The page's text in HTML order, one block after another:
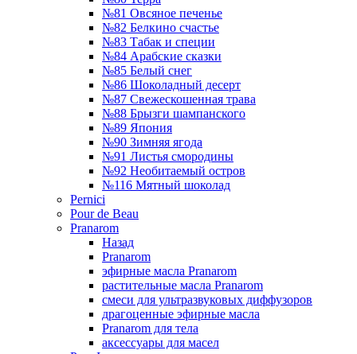
№81 Овсяное печенье
№82 Белкино счастье
№83 Табак и специи
№84 Арабские сказки
№85 Белый снег
№86 Шоколадный десерт
№87 Свежескошенная трава
№88 Брызги шампанского
№89 Япония
№90 Зимняя ягода
№91 Листья смородины
№92 Необитаемый остров
№116 Мятный шоколад
Pernici
Pour de Beau
Pranarom
Назад
Pranarom
эфирные масла Pranarom
растительные масла Pranarom
смеси для ультразвуковых диффузоров
драгоценные эфирные масла
Pranarom для тела
аксессуары для масел